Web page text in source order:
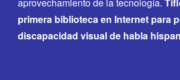
aprovechamiento de la tecnología.
primera biblioteca en Internet para
discapacidad visual de habla